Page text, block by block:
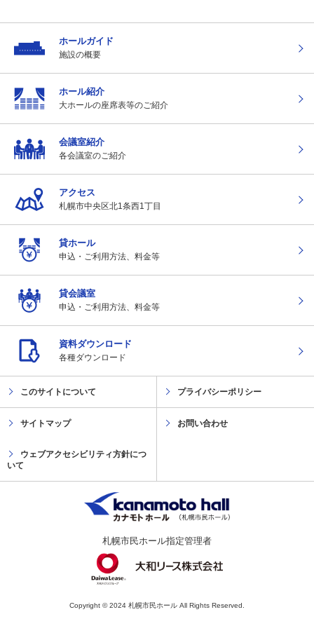
ホールガイド
施設の概要
ホール紹介
大ホールの座席表等のご紹介
会議室紹介
各会議室のご紹介
アクセス
札幌市中央区北1条西1丁目
貸ホール
申込・ご利用方法、 料金等
貸会議室
申込・ご利用方法、 料金等
資料ダウンロード
各種ダウンロード
このサイトについて プライバシーポリシー
サイトマップ お問い合わせ
ウェブアクセシビリティ方針につ
いて
Copyright © 2024 札幌市民ホール All Rights Reserved.
札幌市民ホール指定管理者